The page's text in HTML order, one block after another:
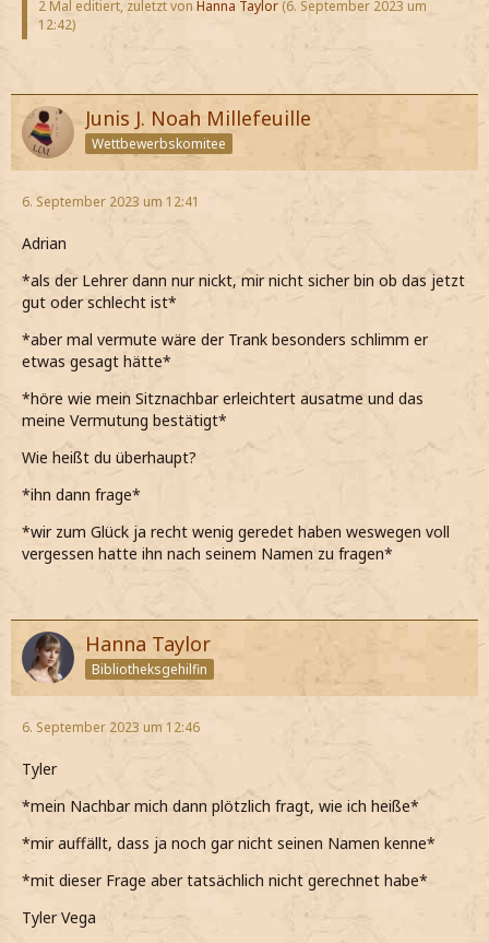
2 Mal editiert, zuletzt von Hanna Taylor (6. September 2023 um
12:42)
Junis J. Noah Millefeuille
Wettbewerbskomitee
6. September 2023 um 12:41
Adrian
*als der Lehrer dann nur nickt, mir nicht sicher bin ob das jetzt
gut oder schlecht ist*
*aber mal vermute wäre der Trank besonders schlimm er
etwas gesagt hätte*
*höre wie mein Sitznachbar erleichtert ausatme und das
meine Vermutung bestätigt*
Wie heißt du überhaupt?
*ihn dann frage*
*wir zum Glück ja recht wenig geredet haben weswegen voll
vergessen hatte ihn nach seinem Namen zu fragen*
Hanna Taylor
Bibliotheksgehilfin
6. September 2023 um 12:46
Tyler
*mein Nachbar mich dann plötzlich fragt, wie ich heiße*
*mir auffällt, dass ja noch gar nicht seinen Namen kenne*
*mit dieser Frage aber tatsächlich nicht gerechnet habe*
Tyler Vega